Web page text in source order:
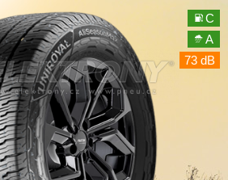
C
A
73 dB